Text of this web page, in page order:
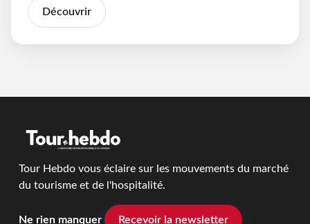
Découvrir
Tour Hebdo vous éclaire sur les mouvements du marché
du tourisme et de l'hospitalité.
Ne rien manquer Recevoir la newsletter